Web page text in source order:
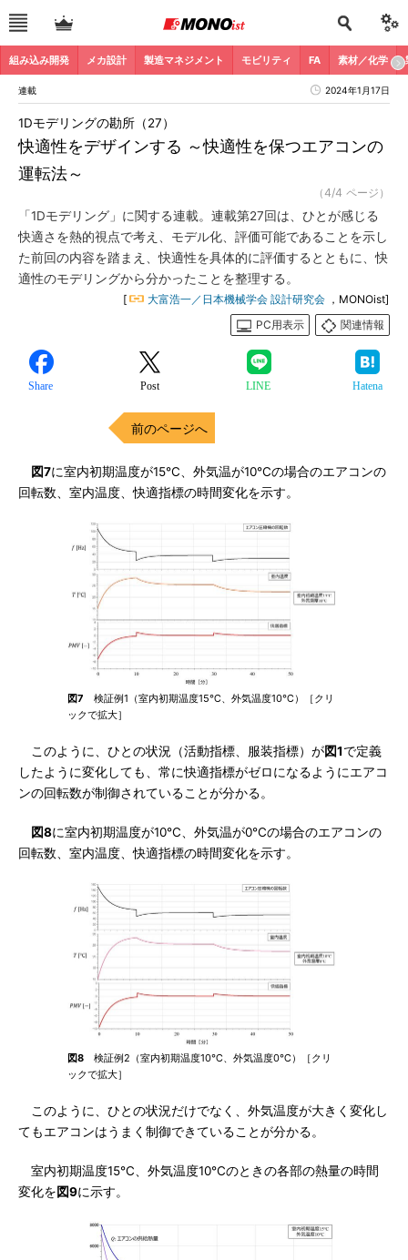
組み込み開発 メカ設計 製造マネジメント モビリティ FA 素材／化学
連載 2024年1月17日
快適性をデザインする ～快適性を保つエアコンの
運転法～
1Dモデリングの勘所（27）
（4/4 ページ）
「1Dモデリング」に関する連載。連載第27回は、ひとが感じる
快適さを熱的視点で考え、モデル化、評価可能であることを示し
た前回の内容を踏まえ、快適性を具体的に評価するとともに、快
適性のモデリングから分かったことを整理する。
[ 大富浩一／日本機械学会 設計研究会 ，MONOist]
PC用表示
関連情報
Share Post LINE Hatena
前のページへ
図7に室内初期温度が15℃、外気温が10℃の場合のエアコンの
回転数、室内温度、快適指標の時間変化を示す。
図7 検証例1（室内初期温度15℃、外気温度10℃）［クリ
ックで拡大］
このように、ひとの状況（活動指標、服装指標）が図1で定義
したように変化しても、常に快適指標がゼロになるようにエアコ
ンの回転数が制御されていることが分かる。
図8に室内初期温度が10℃、外気温が0℃の場合のエアコンの
回転数、室内温度、快適指標の時間変化を示す。
図8 検証例2（室内初期温度10℃、外気温度0℃）［クリ
ックで拡大］
このように、ひとの状況だけでなく、外気温度が大きく変化し
てもエアコンはうまく制御できていることが分かる。
室内初期温度15℃、外気温度10℃のときの各部の熱量の時間
変化を図9に示す。